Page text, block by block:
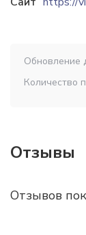
Обновление
Количество
Отзывы
Отзывов